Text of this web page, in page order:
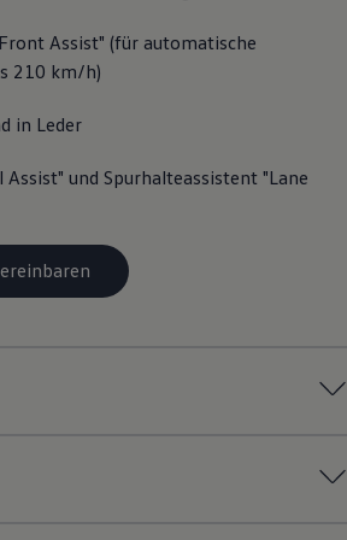
R
Kundenbetreuung
Assist" (für automatische
210 km/h)
in Leder
und Spurhalteassistent "Lane